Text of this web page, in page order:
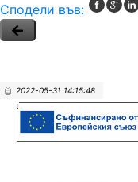
Сподели във:
2022-05-31 14:15:48